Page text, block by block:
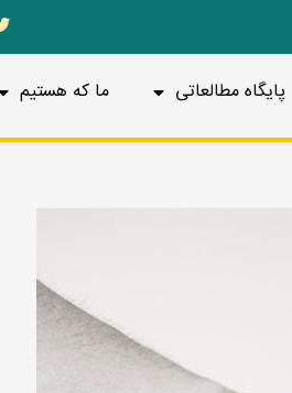
پایگاه مطالعاتی ما که هستیم